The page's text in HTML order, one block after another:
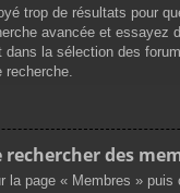
trop de résultats pour
avancée et essayez
dans la sélection des
des
la page « Membres » puis